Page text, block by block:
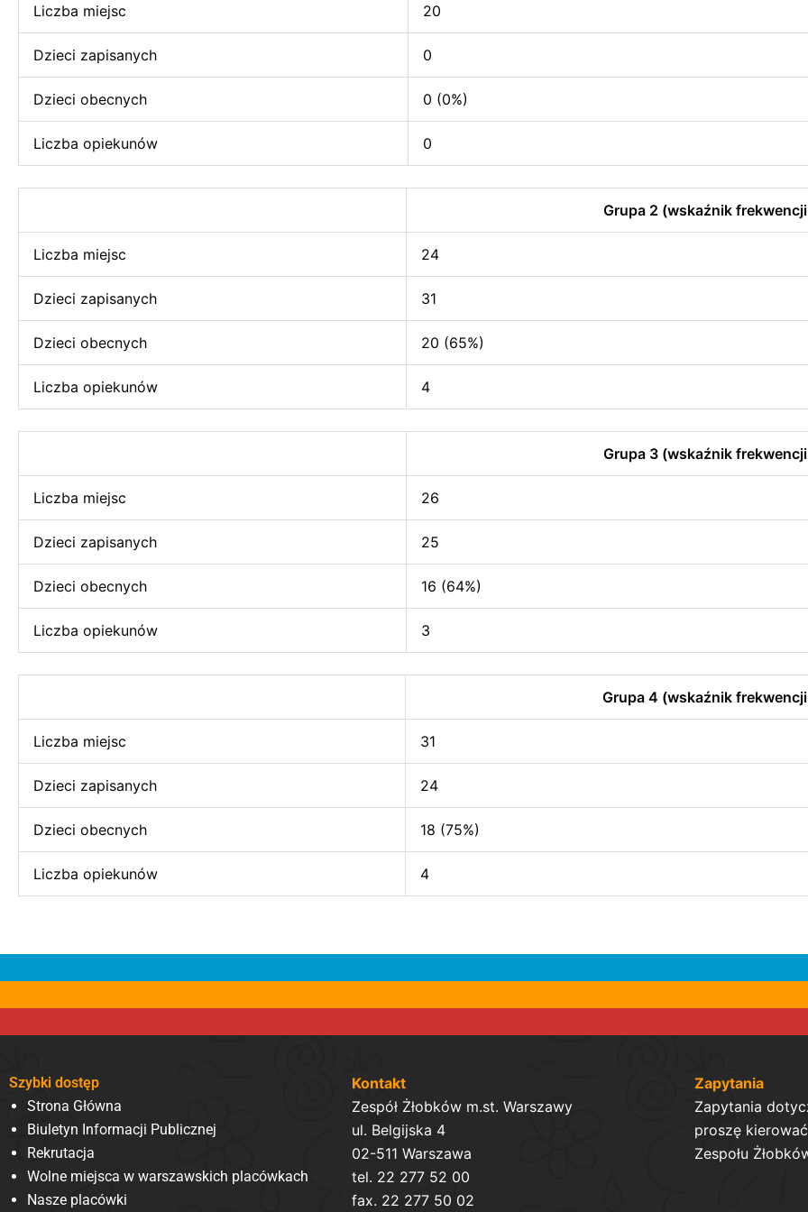
Liczba miejsc 20
Dzieci zapisanych 0
Dzieci obecnych 0 (0%)
Liczba opiekunów 0
Grupa 2 (wskaźnik
Liczba miejsc 24
Dzieci zapisanych 31
Dzieci obecnych 20 (65%)
Liczba opiekunów 4
Grupa 3 (wskaźnik
Liczba miejsc 26
Dzieci zapisanych 25
Dzieci obecnych 16 (64%)
Liczba opiekunów 3
Grupa 4 (wskaźnik
Liczba miejsc 31
Dzieci zapisanych 24
Dzieci obecnych 18 (75%)
Liczba opiekunów 4
Szybki dostęp
Strona Główna
Biuletyn Informacji Publicznej
Rekrutacja
Wolne miejsca w warszawskich placówkach
Nasze placówki
Kontakt
Zespół Żłobków m.st. Warszawy
ul. Belgijska 4
02-511 Warszawa
tel. 22 277 52 00
fax. 22 277 50 02
Zapytania
Zapytania
proszę
Zespołu